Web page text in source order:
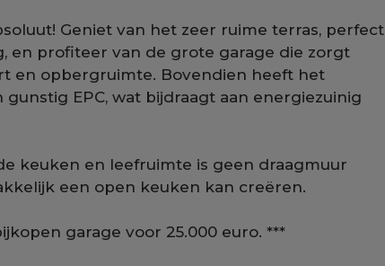
Geniet van het zeer ruime terras, perfect
en profiteer van de grote garage die zorgt
en opbergruimte. Bovendien heeft het
EPC, wat bijdraagt aan energiezuinig
keuken en leefruimte is geen draagmuur
een open keuken kan creëren.
garage voor 25.000 euro. ***